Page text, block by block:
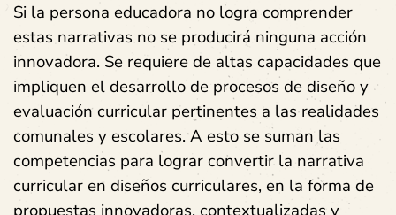
Si la persona educadora no logra comprender
estas narrativas no se producirá ninguna acción
innovadora. Se requiere de altas capacidades que
impliquen el desarrollo de procesos de diseño y
evaluación curricular pertinentes a las realidades
comunales y escolares. A esto se suman las
competencias para lograr convertir la narrativa
curricular en diseños curriculares, en la forma de